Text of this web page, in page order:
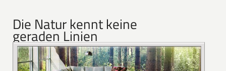
Die Natur kennt keine
geraden Linien